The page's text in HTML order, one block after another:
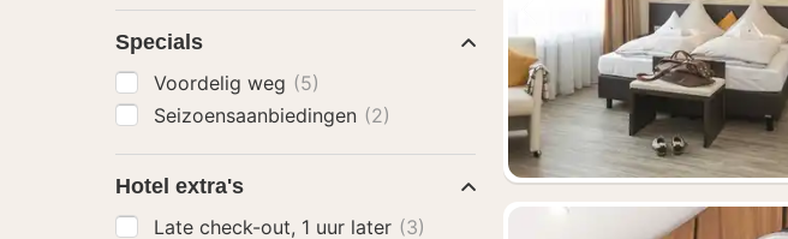
Vorige foto
Specials
Voordelig weg (5)
Seizoensaanbiedingen (2)
Hotel extra's
Late check-out, 1 uur later (3)